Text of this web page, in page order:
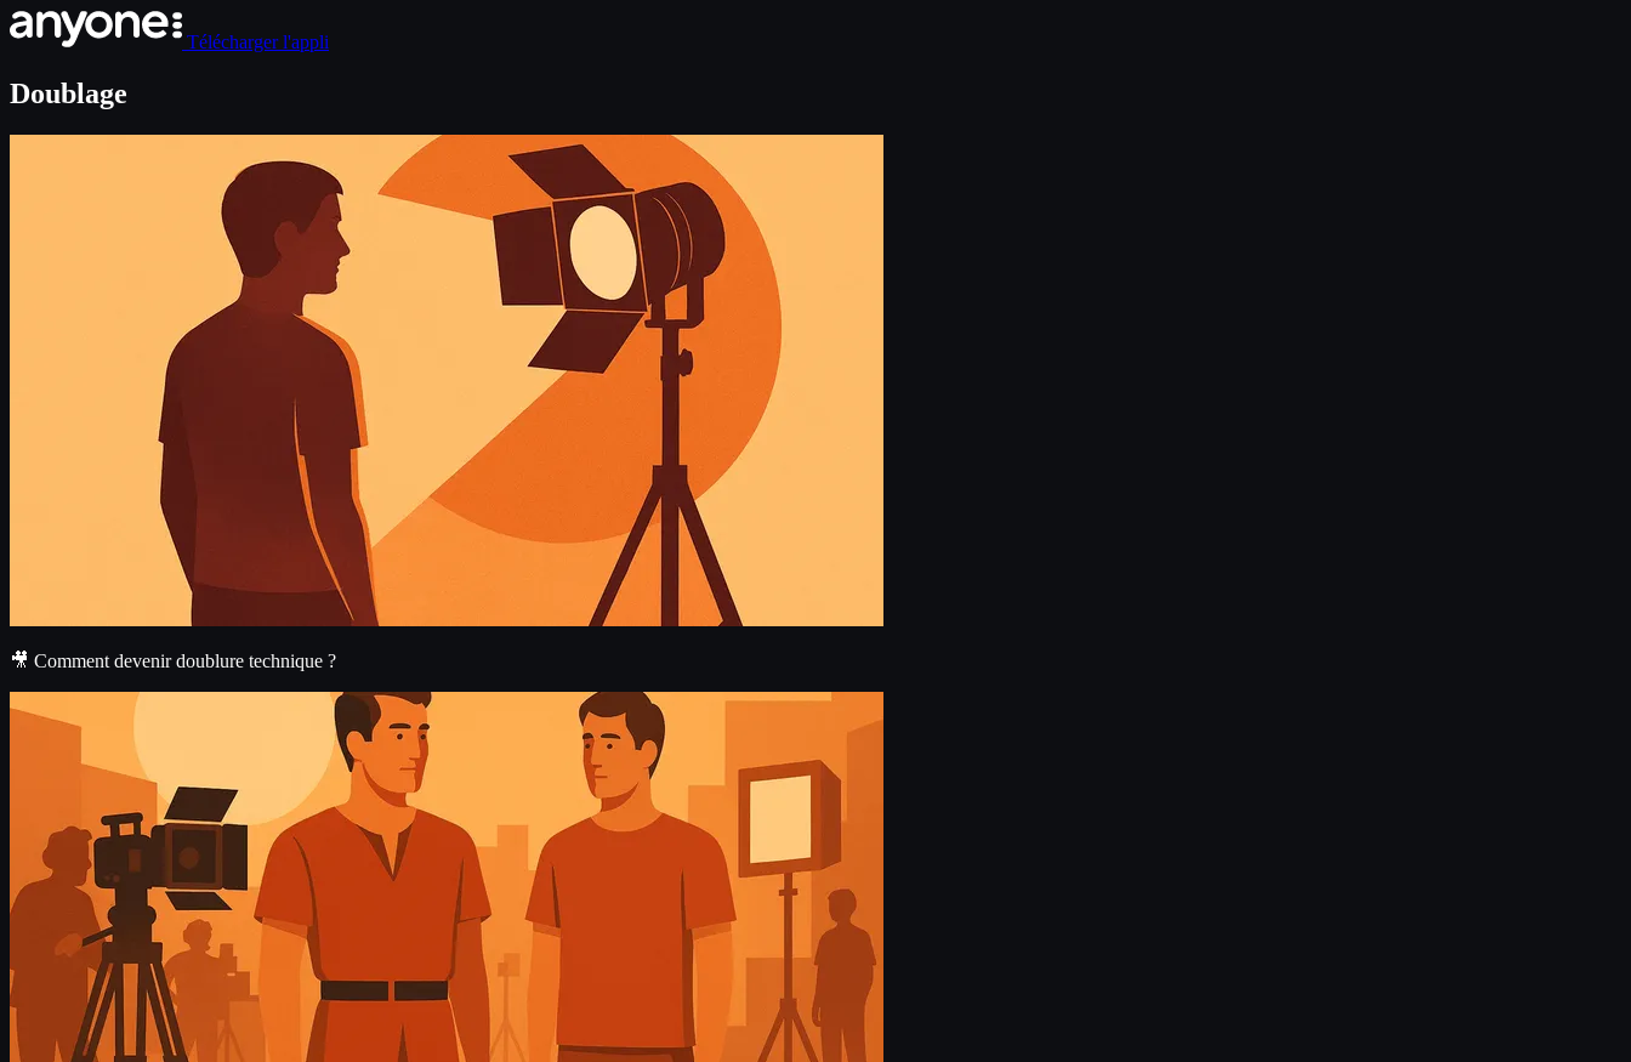
Télécharger l'appli
Doublage
🎥 Comment devenir doublure technique ?